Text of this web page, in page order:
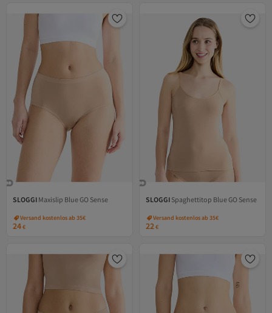
SLOGGI Maxislip Blue GO Sense
Versand kostenlos ab 35€
24€
SLOGGI Spaghettitop Blue GO Sense
Versand kostenlos ab 35€
22€